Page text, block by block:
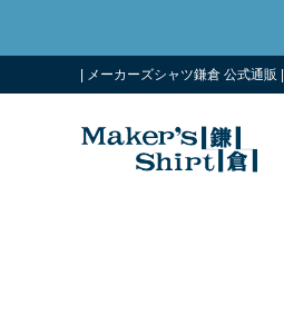
| メーカーズシャツ鎌倉 公式通販